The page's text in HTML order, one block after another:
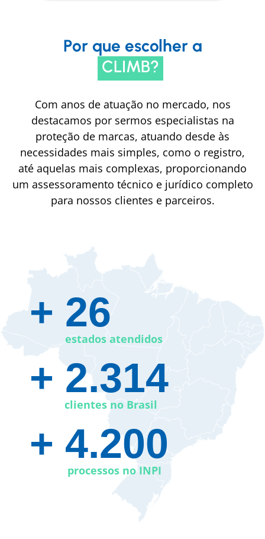
Por que escolher a
CLIMB?
Com anos de atuação no mercado, nos
destacamos por sermos especialistas na
proteção de marcas, atuando desde às
necessidades mais simples, como o registro,
até aquelas mais complexas, proporcionando
um assessoramento técnico e jurídico completo
para nossos clientes e parceiros.
+ 26​
estados atendidos
+ 2.314
clientes no Brasil
+ 4.200
processos no INPI